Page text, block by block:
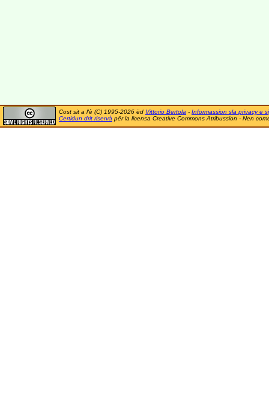
Cost sit a l'è (C) 1995-2026 ëd Vittorio Bertola - Informassion sla privacy e
Certidun drit riservà për la licensa Creative Commons Atribussion - Nen